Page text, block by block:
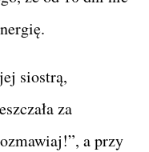
siostrą,
za
a przy